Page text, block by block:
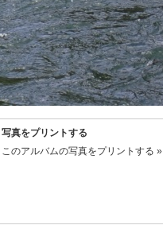
写真をプリントする
このアルバムの写真をプリントする »